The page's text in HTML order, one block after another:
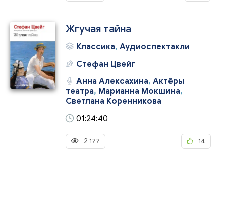
Жгучая тайна
Классика, Аудиоспектакли
Стефан Цвейг
Анна Алексахина, Актёры
театра, Марианна Мокшина,
Светлана Коренникова
01:24:40
2 177 14